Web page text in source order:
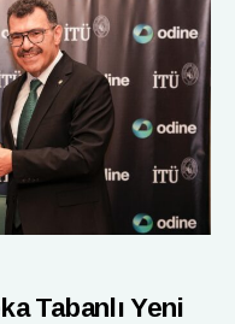
Tabanlı Yeni